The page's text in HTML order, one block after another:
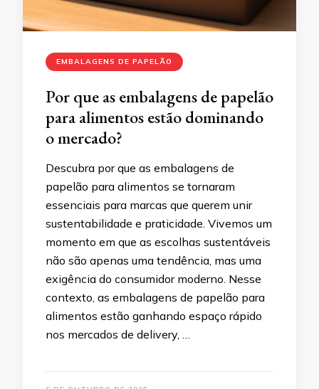
EMBALAGENS DE PAPELÃO
Por que as embalagens de papelão
para alimentos estão dominando
o mercado?
Descubra por que as embalagens de
papelão para alimentos se tornaram
essenciais para marcas que querem unir
sustentabilidade e praticidade. Vivemos um
momento em que as escolhas sustentáveis
não são apenas uma tendência, mas uma
exigência do consumidor moderno. Nesse
contexto, as embalagens de papelão para
alimentos estão ganhando espaço rápido
nos mercados de delivery, …